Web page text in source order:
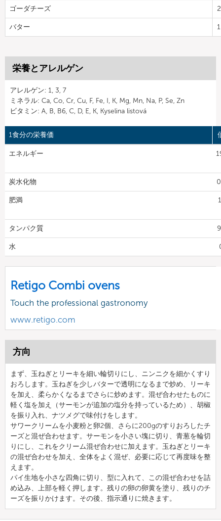
ゴーダチーズ
バター
栄養とアレルゲン
アレルゲン: 1, 3, 7
ミネラル: Ca, Co, Cr, Cu, F, Fe, I, K, Mg, Mn, Na, P, Se, Zn
ビタミン: A, B, B6, C, D, E, K, Kyselina listová
1食分の栄養価
エネルギー
炭水化物
肥満
タンパク質
水
Retigo Combi ovens
Touch the professional gastronomy
www.retigo.com
方向
まず、玉ねぎとリーキを細い輪切りにし、ニンニクを細かくすり
おろします。玉ねぎを少しバターで透明になるまで炒め、リーキ
を加え、柔らかくなるまでさらに炒めます。混ぜ合わせたものに
軽く塩を加え（サーモンが追加の塩分を持っているため）、胡椒
を振り入れ、ナツメグで味付けをします。
サワークリームを小麦粉と卵2個、さらに200gのすりおろしたチ
ーズと混ぜ合わせます。サーモンを小さい塊に切り、青葱を輪切
りにし、これをクリーム混ぜ合わせに加えます。玉ねぎとリーキ
の混ぜ合わせを加え、全体をよく混ぜ、必要に応じて再度味を整
えます。
パイ生地を小さな四角に切り、型に入れて、この混ぜ合わせを詰
め込み、上部を軽く押します。残りの卵の卵黄を塗り、残りのチ
ーズを振りかけます。その後、指示通りに焼きます。